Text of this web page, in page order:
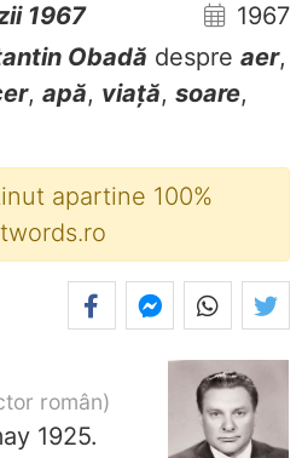
1967
1967
Obadă despre aer,
, apă, viață, soare,
apartine 100%
român
1925.